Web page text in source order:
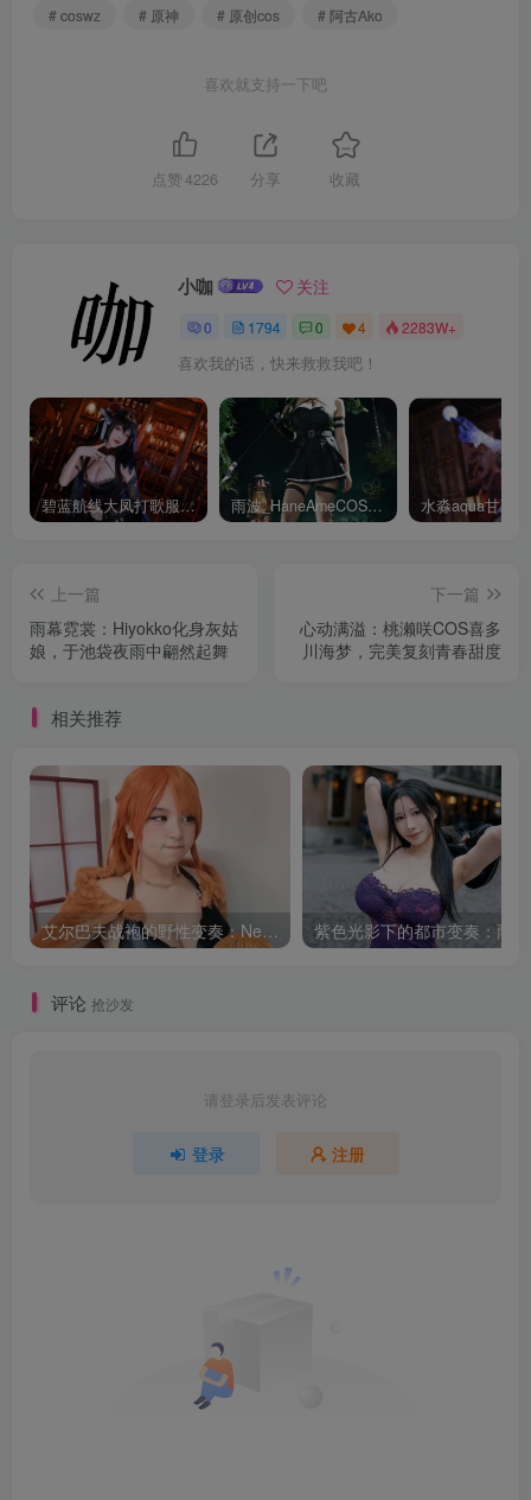
# coswz
# 原神 # 原创cos # 阿古Ako
喜欢就支持一下吧
点赞 4226 分享 收藏
小咖 关注
0 1794 0 4 2283W+
喜欢我的话，快来救救我吧！
碧蓝航线大凤打歌服有多甜？看看水淼aquaCOS版本就知道 雨波_HaneAmeCOS：演绎尤贝尔的美丽与死亡的微笑
上一篇
雨幕霓裳：Hiyokko化身灰姑
娘，于池袋夜雨中翩然起舞
下一篇
心动满溢：桃濑咲COS喜多
川海梦，完美复刻青春甜度
相关推荐
艾尔巴夫战袍的野性变奏：Neomachiii娜美的巨人岛叙事
评论 抢沙发
请登录后发表评论
登录 注册